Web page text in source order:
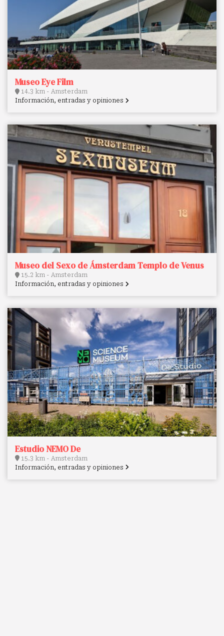
Museo Eye Film
14.3 km - Amsterdam
Información, entradas y opiniones
Museo del Sexo de Ámsterdam Templo de Venus
15.2 km - Amsterdam
Información, entradas y opiniones
Estudio NEMO De
15.3 km - Amsterdam
Información, entradas y opiniones